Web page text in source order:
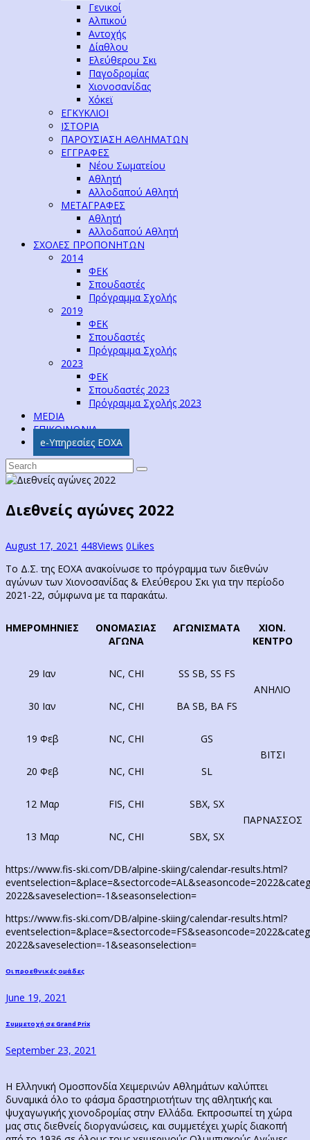
Γενικοί
Αλπικού
Αντοχής
Δίαθλου
Ελεύθερου Σκι
Παγοδρομίας
Χιονοσανίδας
Χόκεϊ
ΕΓΚΥΚΛΙΟΙ
ΙΣΤΟΡΙΑ
ΠΑΡΟΥΣΙΑΣΗ ΑΘΛΗΜΑΤΩΝ
ΕΓΓΡΑΦΕΣ
Νέου Σωματείου
Αθλητή
Αλλοδαπού Αθλητή
ΜΕΤΑΓΡΑΦΕΣ
Αθλητή
Αλλοδαπού Αθλητή
ΣΧΟΛΕΣ ΠΡΟΠΟΝΗΤΩΝ
2014
ΦΕΚ
Σπουδαστές
Πρόγραμμα Σχολής
2019
ΦΕΚ
Σπουδαστές
Πρόγραμμα Σχολής
2023
ΦΕΚ
Σπουδαστές 2023
Πρόγραμμα Σχολής 2023
MEDIA
ΕΠΙΚΟΙΝΩΝΙΑ
e-Υπηρεσίες ΕΟΧΑ
Διεθνείς αγώνες 2022
August 17, 2021 448Views 0Likes
Το Δ.Σ. της ΕΟΧΑ ανακοίνωσε το πρόγραμμα των διεθνών
αγώνων των Χιονοσανίδας & Ελεύθερου Σκι για την περίοδο
2021-22, σύμφωνα με τα παρακάτω.
ΗΜΕΡΟΜΗΝΙΕΣ
ΟΝΟΜΑΣΙΑΣ
ΑΓΩΝΑ
ΑΓΩΝΙΣΜΑΤΑ
ΧΙΟΝ.
ΚΕΝΤΡΟ
29 Ιαν NC, CHI
SS SB, SS FS
ΑΝΗΛΙΟ
30 Ιαν
NC, CHI BA SB, BA FS
19 Φεβ NC, CHI
GS
ΒΙΤΣΙ
20 Φεβ
NC, CHI SL
12 Μαρ FIS, CHI
SBX, SX
ΠΑΡΝΑΣΣΟΣ
13 Μαρ
NC, CHI SBX, SX
https://www.fis-ski.com/DB/alpine-skiing/calendar-results.html?
2022&saveselection=-1&seasonselection=
https://www.fis-ski.com/DB/alpine-skiing/calendar-results.html?
2022&saveselection=-1&seasonselection=
Post
navigation
Previous
Οι προεθνικές ομάδες
June 19, 2021
Next
Συμμετοχή σε Grand Prix
September 23, 2021
Η Ελληνική Ομοσπονδία Χειμερινών Αθλημάτων καλύπτει
δυναμικά όλο το φάσμα δραστηριοτήτων της αθλητικής και
ψυχαγωγικής χιονοδρομίας στην Ελλάδα. Εκπροσωπεί τη χώρα
μας στις διεθνείς διοργανώσεις, και συμμετέχει χωρίς διακοπή